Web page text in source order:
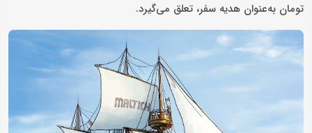
تومان به‌عنوان هدیه سفر، تعلق می‌گیرد.